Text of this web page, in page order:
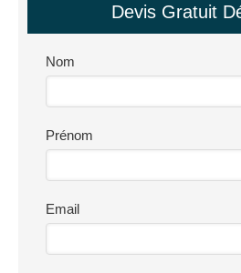
Devis Gratuit
Nom
Prénom
Email